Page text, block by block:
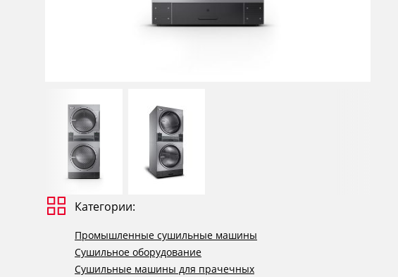
Категории:
Промышленные сушильные машины
Сушильное оборудование
Сушильные машины для прачечных